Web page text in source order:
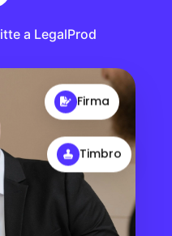
a LegalProd
Firma
Timbro